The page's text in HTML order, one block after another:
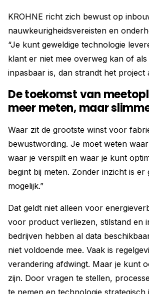
KROHNE richt zich bewust op
nauwkeurigheidsvereisten en
“Je kunt geweldige technologie
klant er niet mee overweg kan of
inpasbaar is, dan strandt het project
De toekomst van
meer meten, maar
Waar zit de grootste winst voor
bewustwording. Je moet weten
waar je verspilt en waar je kunt
begint bij meten. Zonder inzicht is er
mogelijk.”
Dat geldt niet alleen voor
voor product verliezen, stilstand en
bedrijven hebben al data
niet voldoende mee. Vaak is
verandering afdwingt. Maar je kunt
zijn. Door vragen te stellen,
te nemen en technologie strategisch